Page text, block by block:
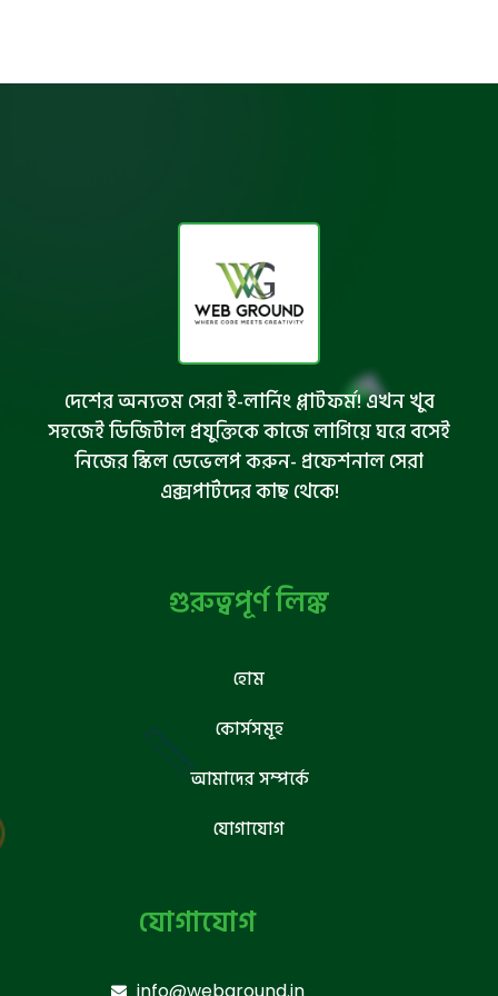
দেশের অন্যতম সেরা ই-লার্নিং প্লাটফর্ম! এখন খুব
সহজেই ডিজিটাল প্রযুক্তিকে কাজে লাগিয়ে ঘরে বসেই
নিজের স্কিল ডেভেলপ করুন- প্রফেশনাল সেরা
এক্সপার্টদের কাছ থেকে!
গুরুত্বপূর্ণ লিঙ্ক
হোম
কোর্সসমূহ
আমাদের সম্পর্কে
যোগাযোগ
যোগাযোগ